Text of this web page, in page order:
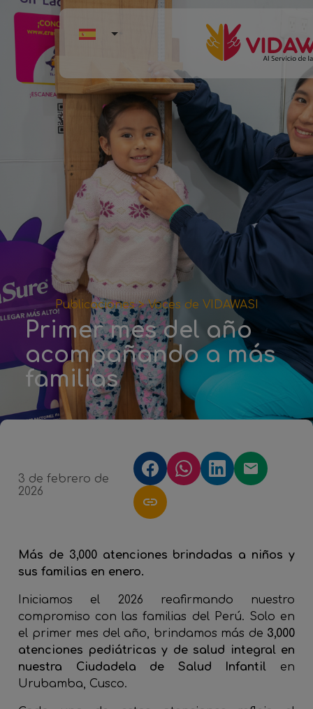
Publicaciones >Voces de VIDAWASI
Primer mes del año
acompañando a más
familias
3 de febrero de
2026
Más de 3,000 atenciones brindadas a niños y
sus familias en enero.
Iniciamos el 2026 reafirmando nuestro
compromiso con las familias del Perú. Solo en
el primer mes del año, brindamos más de 3,000
atenciones pediátricas y de salud integral en
nuestra Ciudadela de Salud Infantil en
Urubamba, Cusco.